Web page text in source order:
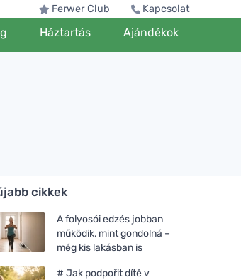
Ferwer Club Kapcsolat
Háztartás Ajándékok
cikkek
A folyosói edzés jobban
működik, mint gondolná –
még kis lakásban is
# Jak podpořit dítě v